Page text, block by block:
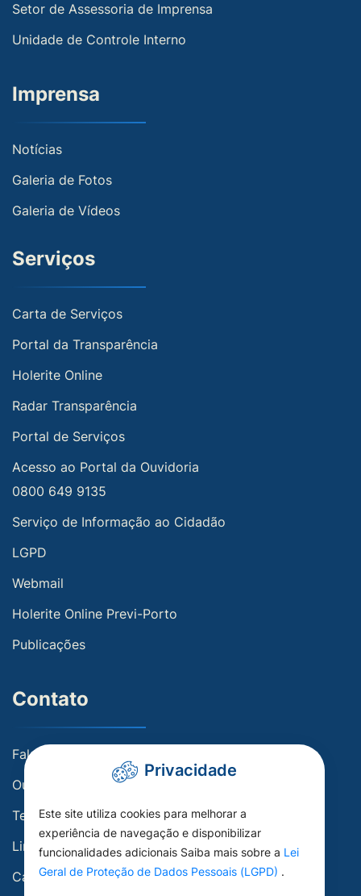
Setor de Assessoria de Imprensa
Unidade de Controle Interno
Imprensa
Notícias
Galeria de Fotos
Galeria de Vídeos
Serviços
Carta de Serviços
Portal da Transparência
Holerite Online
Radar Transparência
Portal de Serviços
Acesso ao Portal da Ouvidoria
0800 649 9135
Serviço de Informação ao Cidadão
LGPD
Webmail
Holerite Online Previ-Porto
Publicações
Contato
Fale conosco
Ouvidoria
Telefones Úteis
Links Úteis
Carta de Serviços
Privacidade
Este site utiliza cookies para melhorar a
experiência de navegação e disponibilizar
funcionalidades adicionais Saiba mais sobre a Lei
Geral de Proteção de Dados Pessoais (LGPD) .